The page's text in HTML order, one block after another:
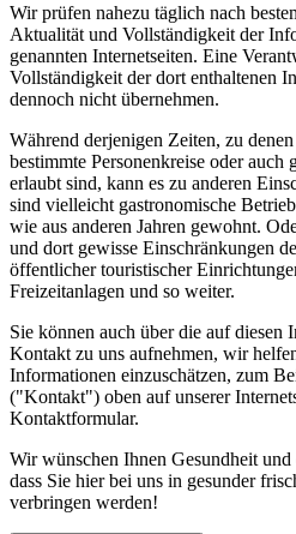
Wir prüfen nahezu täglich nach
Aktualität und Vollständigkeit der
genannten Internetseiten. Eine
Vollständigkeit der dort enthaltenen
dennoch nicht übernehmen.
Während derjenigen Zeiten, zu
bestimmte Personenkreise oder auch
erlaubt sind, kann es zu anderen
sind vielleicht gastronomische
wie aus anderen Jahren gewohnt.
und dort gewisse Einschränkungen
öffentlicher touristischer
Freizeitanlagen und so weiter.
Sie können auch über die auf diesen
Kontakt zu uns aufnehmen, wir
Informationen einzuschätzen, zum
("Kontakt") oben auf unserer
Kontaktformular.
Wir wünschen Ihnen Gesundheit
dass Sie hier bei uns in gesunder
verbringen werden!